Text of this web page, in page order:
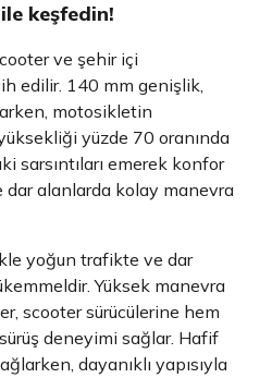
keşfedin!
ve şehir içi
edilir. 140 mm genişlik,
motosikletin
yüzde 70 oranında
sarsıntıları emerek konfor
dar alanlarda kolay manevra
yoğun trafikte ve dar
Yüksek manevra
scooter sürücülerine hem
deneyimi sağlar. Hafif
dayanıklı yapısıyla